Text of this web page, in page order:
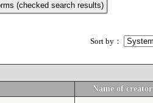
(checked search results)
Sort by：
Name of creator